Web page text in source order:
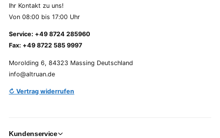
Ihr Kontakt zu uns!
Von 08:00 bis 17:00 Uhr
Service: +49 8724 285960
Fax: +49 8722 585 9997
Morolding 6, 84323 Massing Deutschland
info@altruan.de
↻ Vertrag widerrufen
Kundenservice